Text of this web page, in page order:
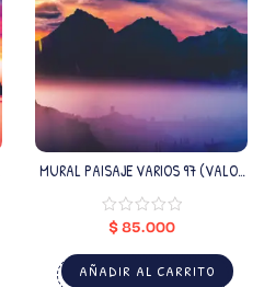
MURAL PAISAJE VARIOS 97 (VALOR
$85.000
AÑADIR AL CARRITO